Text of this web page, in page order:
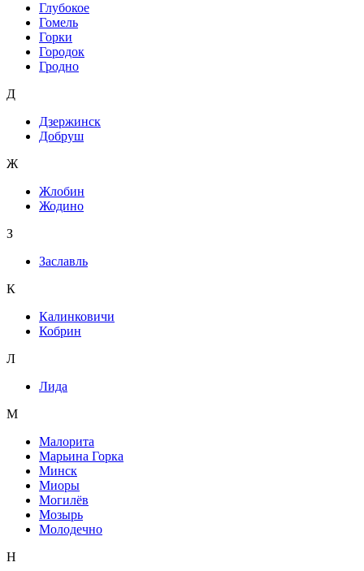
Глубокое
Гомель
Горки
Городок
Гродно
Д
Дзержинск
Добруш
Ж
Жлобин
Жодино
З
Заславль
К
Калинковичи
Кобрин
Л
Лида
М
Малорита
Марьина Горка
Минск
Миоры
Могилёв
Мозырь
Молодечно
Н